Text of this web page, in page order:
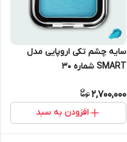
سایه چشم تکی اروپایی مدل
SMART شماره 30
2,700,000
افزودن به سبد